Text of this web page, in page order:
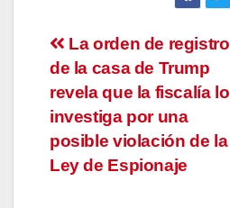
Navegación
de
entradas
La orden de registro
de la casa de Trump
revela que la fiscalía lo
investiga por una
posible violación de la
Ley de Espionaje